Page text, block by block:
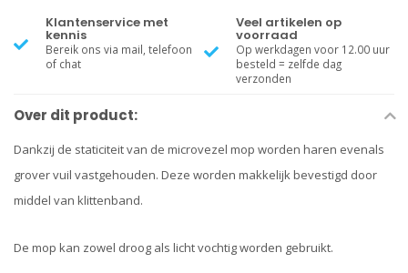
Klantenservice met
kennis
Bereik ons via mail, telefoon
of chat
Veel artikelen op
voorraad
Op werkdagen voor 12.00 uur
besteld = zelfde dag
verzonden
Over dit product:
Dankzij de staticiteit van de microvezel mop worden haren evenals
grover vuil vastgehouden. Deze worden makkelijk bevestigd door
middel van klittenband.
De mop kan zowel droog als licht vochtig worden gebruikt.